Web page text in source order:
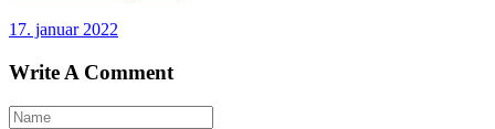
17. januar 2022
Write A Comment